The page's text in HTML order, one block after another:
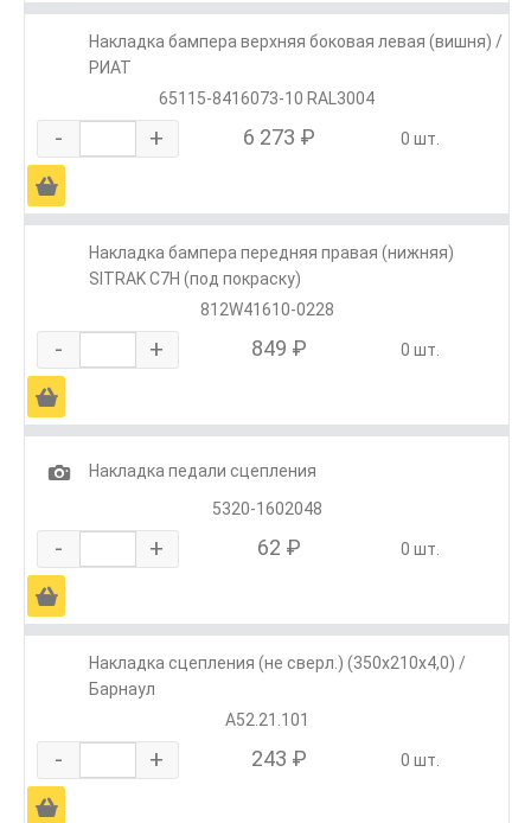
Накладка бампера верхняя боковая левая (вишня) /
РИАТ
65115-8416073-10 RAL3004
- + 6 273 ₽ 0 шт.
Ä
Накладка бампера передняя правая (нижняя)
SITRAK C7H (под покраску)
812W41610-0228
- + 849 ₽ 0 шт.
Ä
1
Накладка педали сцепления
5320-1602048
- + 62 ₽ 0 шт.
Ä
Накладка сцепления (не сверл.) (350х210х4,0) /
Барнаул
A52.21.101
- + 243 ₽ 0 шт.
Ä